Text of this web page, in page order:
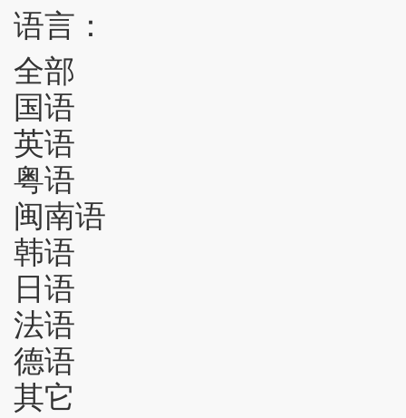
语言：
全部
国语
英语
粤语
闽南语
韩语
日语
法语
德语
其它